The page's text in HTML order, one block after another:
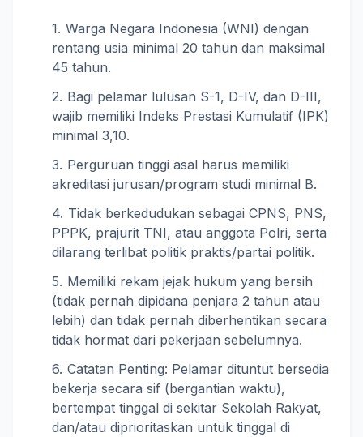
Warga Negara Indonesia (WNI) dengan
rentang usia minimal 20 tahun dan maksimal
45 tahun.
Bagi pelamar lulusan S-1, D-IV, dan D-III,
wajib memiliki Indeks Prestasi Kumulatif (IPK)
minimal 3,10.
Perguruan tinggi asal harus memiliki
akreditasi jurusan/program studi minimal B.
Tidak berkedudukan sebagai CPNS, PNS,
PPPK, prajurit TNI, atau anggota Polri, serta
dilarang terlibat politik praktis/partai politik.
Memiliki rekam jejak hukum yang bersih
(tidak pernah dipidana penjara 2 tahun atau
lebih) dan tidak pernah diberhentikan secara
tidak hormat dari pekerjaan sebelumnya.
Catatan Penting: Pelamar dituntut bersedia
bekerja secara sif (bergantian waktu),
bertempat tinggal di sekitar Sekolah Rakyat,
dan/atau diprioritaskan untuk tinggal di